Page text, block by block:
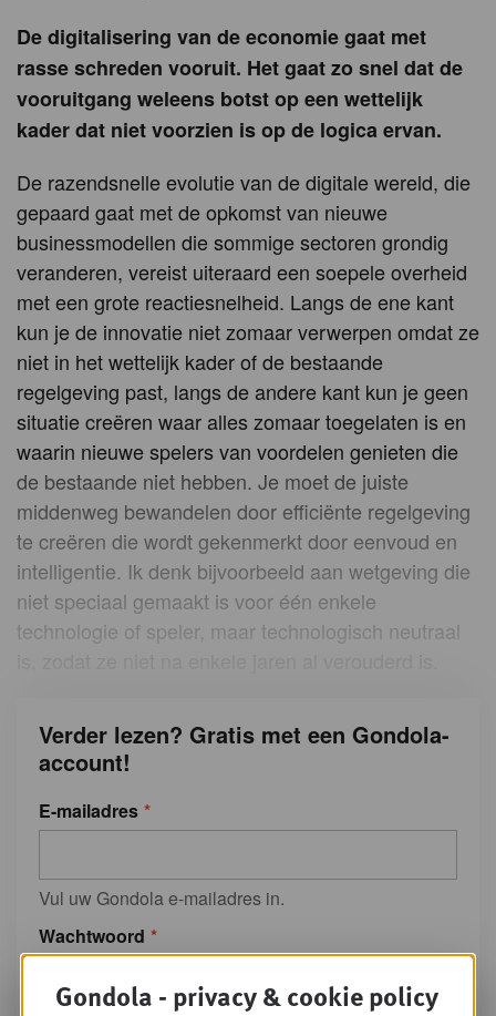
De digitalisering van de economie gaat met
rasse schreden vooruit. Het gaat zo snel dat de
vooruitgang weleens botst op een wettelijk
kader dat niet voorzien is op de logica ervan.
De razendsnelle evolutie van de digitale wereld, die
gepaard gaat met de opkomst van nieuwe
businessmodellen die sommige sectoren grondig
veranderen, vereist uiteraard een soepele overheid
met een grote reactiesnelheid. Langs de ene kant
kun je de innovatie niet zomaar verwerpen omdat ze
niet in het wettelijk kader of de bestaande
regelgeving past, langs de andere kant kun je geen
situatie creëren waar alles zomaar toegelaten is en
waarin nieuwe spelers van voordelen genieten die
de bestaande niet hebben. Je moet de juiste
middenweg bewandelen door efficiënte regelgeving
te creëren die wordt gekenmerkt door eenvoud en
intelligentie. Ik denk bijvoorbeeld aan wetgeving die
niet speciaal gemaakt is voor één enkele
technologie of speler, maar technologisch neutraal
Verder lezen? Gratis met een Gondola-
account!
E-mailadres
Vul uw Gondola e-mailadres in.
Wachtwoord
Gondola - privacy & cookie policy